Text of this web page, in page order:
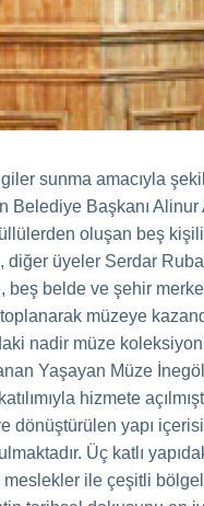
sunma amacıyla
Belediye Başkanı
oluşan beş
diğer üyeler Serdar
beş belde ve şehir
müzeye
nadir müze
Yaşayan Müze
hizmete
dönüştürülen yapı
Üç katlı
ile çeşitli